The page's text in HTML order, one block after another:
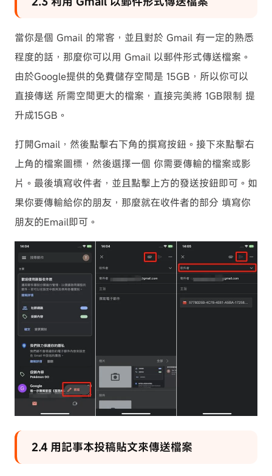
當你是個 Gmail 的常客，並且對於 Gmail 有一定的熟悉
程度的話，那麼你可以用 Gmail 以郵件形式傳送檔案。
由於Google提供的免費儲存空間是 15GB，所以你可以
直接傳送 所需空間更大的檔案，直接完美將 1GB限制 提
升成15GB。
打開Gmail，然後點擊右下角的撰寫按鈕。接下來點擊右
上角的檔案圖標，然後選擇一個 你需要傳輸的檔案或影
片。最後填寫收件者，並且點擊上方的發送按鈕即可。如
果你要傳輸給你的朋友，那麼就在收件者的部分 填寫你
朋友的Email即可。
2.4 用記事本投稿貼文來傳送檔案